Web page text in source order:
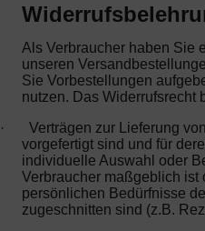
Als Verbraucher haben Sie
unseren
Sie Vorbestellungen
nutzen. Das Widerrufsrecht
·
Verträgen zur Lieferung
vorgefertigt sind und für
individuelle Auswahl oder
Verbraucher maßgeblich ist
persönlichen Bedürfnisse
zugeschnitten sind (z.B.